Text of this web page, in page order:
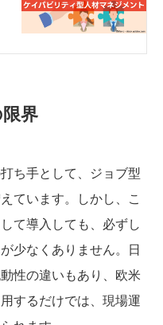
界
ち手として、ジョブ型
ています。しかし、こ
て導入しても、必ずし
少なくありません。日
性の違いもあり、欧米
するだけでは、現場運